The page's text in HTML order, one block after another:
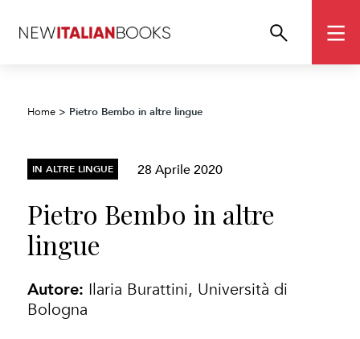
Home > Pietro Bembo in altre lingue
IN ALTRE LINGUE 28 Aprile 2020
Pietro Bembo in altre
lingue
Autore: Ilaria Burattini, Università di
Bologna